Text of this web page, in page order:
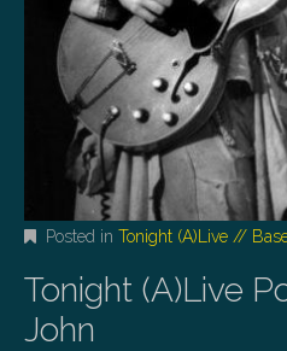
Posted in Tonight (A)Live //
Tonight (A)Live
John